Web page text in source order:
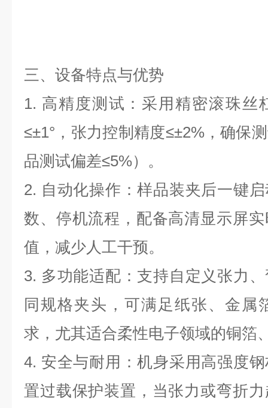
三、设备特点与优势
1. 高精度测试：采用精密滚珠丝
≤±1°，张力控制精度≤±2%，确保
品测试偏差≤5%）。
2. 自动化操作：样品装夹后一键
数、停机流程，配备高清显示屏
值，减少人工干预。
3. 多功能适配：支持自定义张力
同规格夹头，可满足纸张、金属
求，尤其适合柔性电子领域的铜
4. 安全与耐用：机身采用高强度
置过载保护装置，当张力或弯折